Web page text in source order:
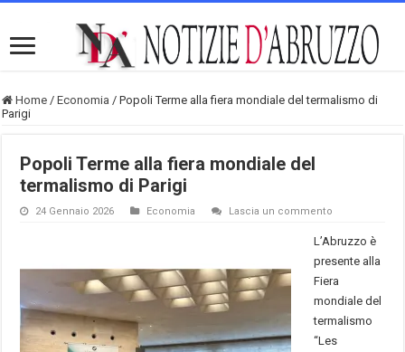
Home / Economia / Popoli Terme alla fiera mondiale del termalismo di
Parigi
Popoli Terme alla fiera mondiale del
termalismo di Parigi
24 Gennaio 2026 Economia Lascia un commento
L’Abruzzo è
presente alla
Fiera
mondiale del
termalismo
“Les